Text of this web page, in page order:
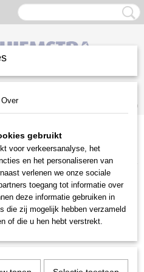
(0)
en Sproeiapparaten
Over
gebruikt
voor verkeersanalyse, het
en het personaliseren van
verlenen we onze sociale
toegang tot informatie over
deze informatie gebruiken in
die zij mogelijk hebben verzameld
of die u hen hebt verstrekt.